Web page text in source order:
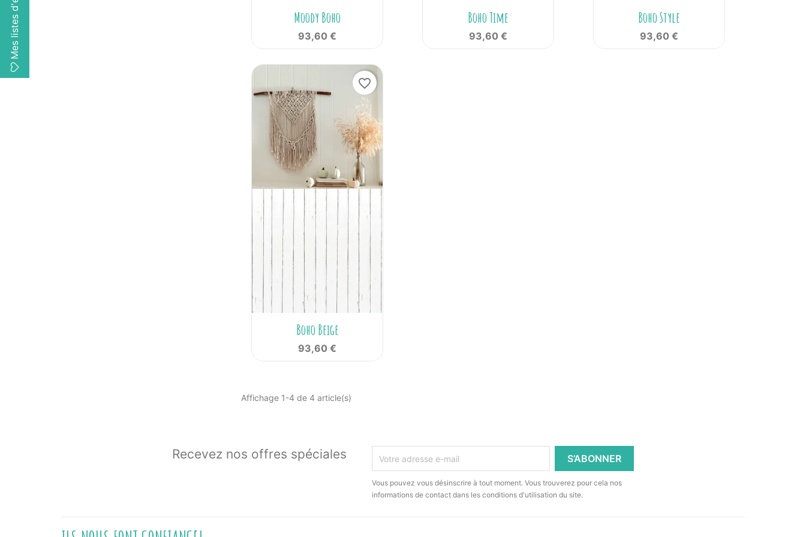
Aperçu rapide
Moody Boho
93,60 €
Aperçu rapide
Boho Time
93,60 €
Aperçu rapide
Boho Style
93,60 €
Aperçu rapide
Boho Beige
93,60 €
favorite_border
Affichage 1-4 de 4 article(s)
Recevez nos offres spéciales
Vous pouvez vous désinscrire à tout moment. Vous trouverez pour cela nos
informations de contact dans les conditions d'utilisation du site.
Mes listes d'envies